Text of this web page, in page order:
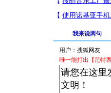
我来说两句
用户：
唯一能打出【范特